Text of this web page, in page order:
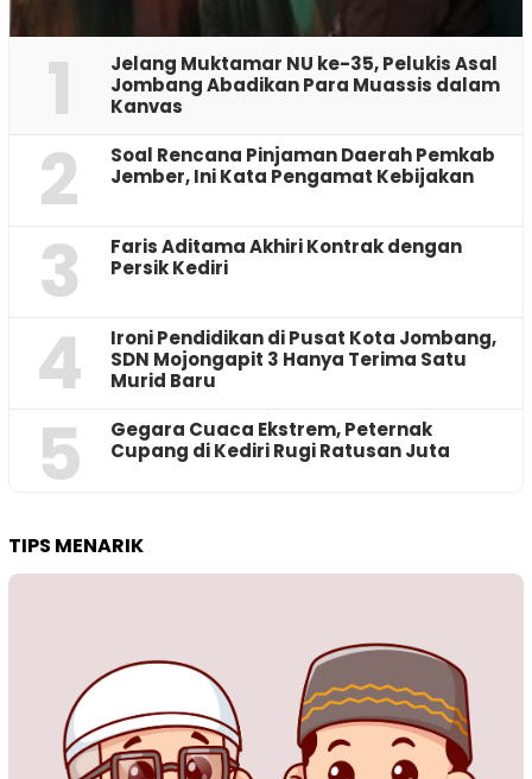
1
Jelang Muktamar NU ke-35, Pelukis Asal
Jombang Abadikan Para Muassis dalam
Kanvas
2
‎Soal Rencana Pinjaman Daerah Pemkab
Jember, Ini Kata Pengamat Kebijakan ‎
3
Faris Aditama Akhiri Kontrak dengan
Persik Kediri
4
Ironi Pendidikan di Pusat Kota Jombang,
SDN Mojongapit 3 Hanya Terima Satu
Murid Baru
5
‎Gegara Cuaca Ekstrem, Peternak
Cupang di Kediri Rugi Ratusan Juta
TIPS MENARIK